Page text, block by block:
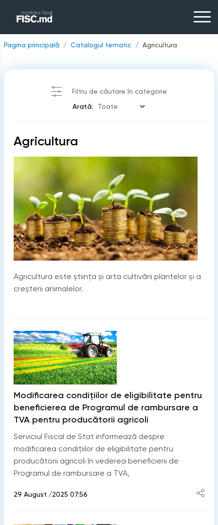
Pagina principală Catalogul tematic Agricultura
Filtru de căutare în categorie
Arată:
Agricultura
Agricultura este știința și arta cultivării plantelor și a
creșterii animalelor.
Modificarea condițiilor de eligibilitate pentru
beneficierea de Programul de rambursare a
TVA pentru producătorii agricoli
Serviciul Fiscal de Stat informează despre
modificarea condițiilor de eligibilitate pentru
producătorii agricoli în vederea beneficierii de
Programul de rambursare a TVA,
29 August /2025 07:56